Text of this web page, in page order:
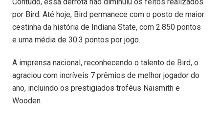
por Bird. Até hoje, Bird permanece com o posto de maior
cestinha da história de Indiana State, com 2.850 pontos
e uma média de 30.3 pontos por jogo.
A imprensa nacional, reconhecendo o talento de Bird, o
agraciou com incríveis 7 prêmios de melhor jogador do
ano, incluindo os prestigiados troféus Naismith e
Wooden.